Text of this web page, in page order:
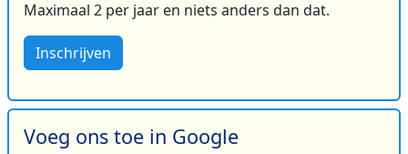
Maximaal 2 per jaar en niets anders dan dat.
Inschrijven
Voeg ons toe in Google